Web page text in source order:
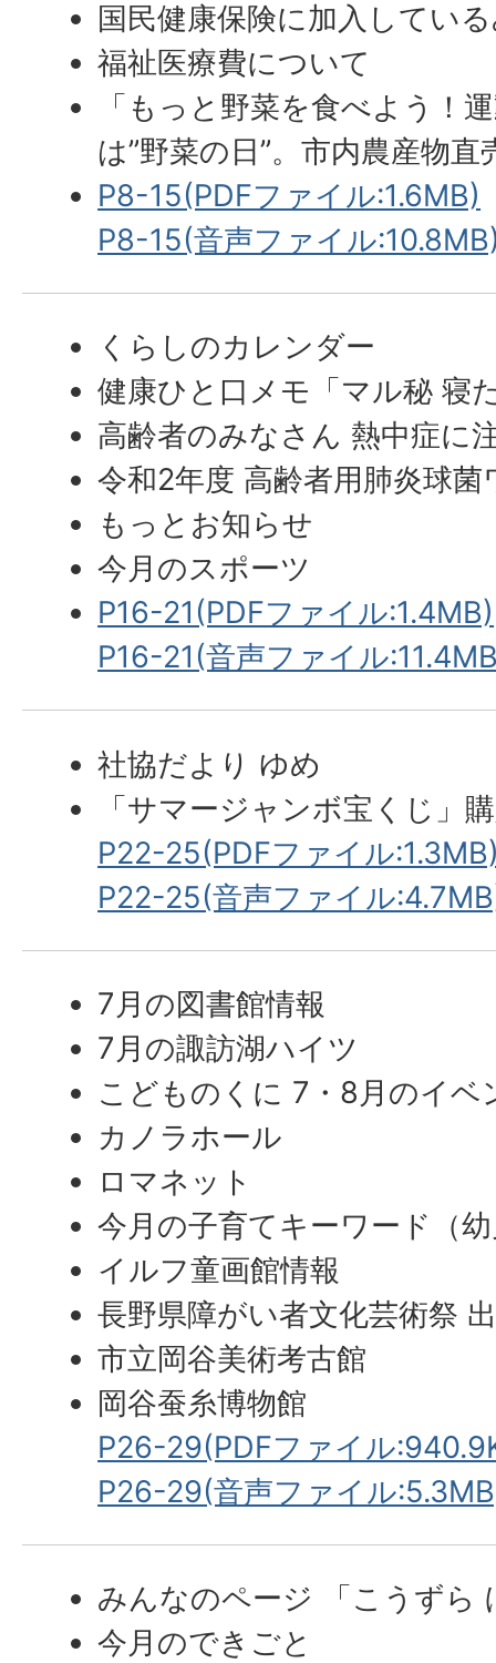
国民健康保険に加入してい
福祉医療費について
「もっと野菜を食べよう！
は”野菜の日”。市内農産物
P8-15(PDFファイル:1.6MB)
P8-15(音声ファイル
くらしのカレンダー
健康ひと口メモ「マル秘 寝
高齢者のみなさん 熱中症に
令和2年度 高齢者用肺炎球
もっとお知らせ
今月のスポーツ
P16-21(PDFファイル:1.4MB)
P16-21(音声ファイル
社協だより ゆめ
「サマージャンボ宝くじ」
P22-25(PDFファイル
P22-25(音声ファイル
7月の図書館情報
7月の諏訪湖ハイツ
こどものくに 7・8月のイベ
カノラホール
ロマネット
今月の子育てキーワード（
イルフ童画館情報
長野県障がい者文化芸術祭
市立岡谷美術考古館
岡谷蚕糸博物館
P26-29(PDFファイル
P26-29(音声ファイル
みんなのページ 「こうずら
今月のできごと